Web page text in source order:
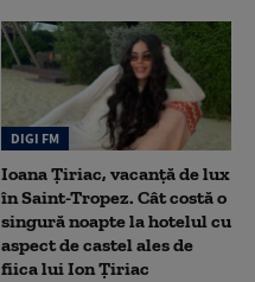
DIGI FM
Ioana Țiriac, vacanță de lux
în Saint-Tropez. Cât costă o
singură noapte la hotelul cu
aspect de castel ales de
fiica lui Ion Țiriac